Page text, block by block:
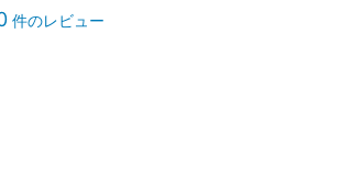
件のレビュー